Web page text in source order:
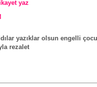
yaz
yazıklar olsun engelli
rezalet